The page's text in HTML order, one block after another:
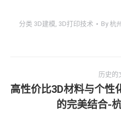
分类 3D建模 3D打印技术 By杭
章
历史的
历
高性价比3D材料与个性
的完美结合-